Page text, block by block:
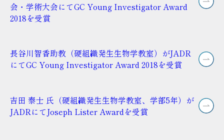
会・学術大会にてGC Young Investigator Award
2018を受賞
長谷川智香助教（硬組織発生生物学教室）がJADR
にてGC Young Investigator Award 2018を受賞
吉田 泰士 氏（硬組織発生生物学教室、学部5年）が
JADRにてJoseph Lister Awardを受賞